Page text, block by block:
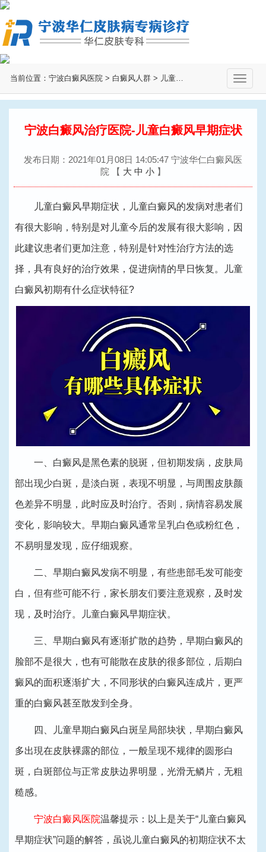
当前位置： 宁波白癜风医院 > 白癜风人群 > 儿童白癜风
切
换
宁波白癜风治疗医院-儿童白癜风早期症状
发布日期：2021年01月08日 14:05:47 宁波华仁白癜风医
院
【 大 中 小 】
儿童白癜风早期症状，儿童白癜风的发病对患者们
有很大影响，特别是对儿童今后的发展有很大影响，因
此建议患者们更加注意，特别是针对性治疗方法的选
择，具有良好的治疗效果，促进病情的早日恢复。儿童
白癜风初期有什么症状特征?
一、白癜风是黑色素的脱斑，但初期发病，皮肤局
部出现少白斑，是淡白斑，表现不明显，与周围皮肤颜
色差异不明显，此时应及时治疗。否则，病情容易发展
变化，影响较大。早期白癜风通常呈乳白色或粉红色，
不易明显发现，应仔细观察。
二、早期白癜风发病不明显，有些患部毛发可能变
白，但有些可能不行，家长朋友们要注意观察，及时发
现，及时治疗。儿童白癜风早期症状。
三、早期白癜风有逐渐扩散的趋势，早期白癜风的
脸部不是很大，也有可能散在皮肤的很多部位，后期白
癜风的面积逐渐扩大，不同形状的白癜风连成片，更严
重的白癜风甚至散发到全身。
四、儿童早期白癜风白斑呈局部块状，早期白癜风
多出現在皮肤裸露的部位，一般呈现不规律的圆形白
斑，白斑部位与正常皮肤边界明显，光滑无鳞片，无粗
糙感。
宁波白癜风医院温馨提示：以上是关于“儿童白癜风
早期症状”问题的解答，虽说儿童白癜风的初期症状不太